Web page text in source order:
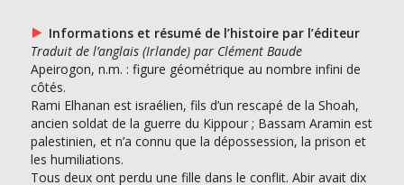
Informations et résumé de l’histoire par l’éditeur
Traduit de l’anglais (Irlande) par Clément Baude
Apeirogon, n.m. : figure géométrique au nombre infini de
côtés.
Rami Elhanan est israélien, fils d’un rescapé de la Shoah,
ancien soldat de la guerre du Kippour ; Bassam Aramin est
palestinien, et n’a connu que la dépossession, la prison et
les humiliations.
Tous deux ont perdu une fille dans le conflit. Abir avait dix